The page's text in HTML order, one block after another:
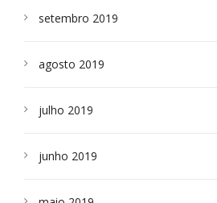
setembro 2019
agosto 2019
julho 2019
junho 2019